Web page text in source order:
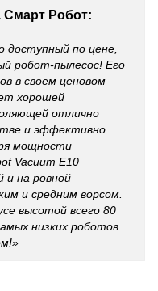
Смарт Робот:
доступный по цене,
робот-пылесос! Его
в своем ценовом
хорошей
отлично
и эффективно
мощности
Vacuum E10
и на ровной
и средним ворсом.
высотой всего 80
низких роботов
»